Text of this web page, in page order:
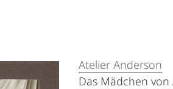
Atelier Anderson
Das Mädchen